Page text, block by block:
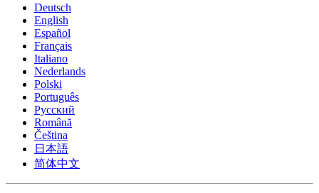
Deutsch
English
Español
Français
Italiano
Nederlands
Polski
Português
Pусский
Română
Čeština
日本語
简体中文